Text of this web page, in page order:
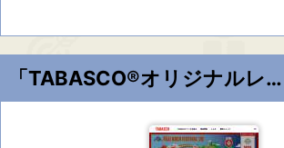
「TABASCO®オリジナルレッドペパーソース」1ガロンボトル（約3.8L）